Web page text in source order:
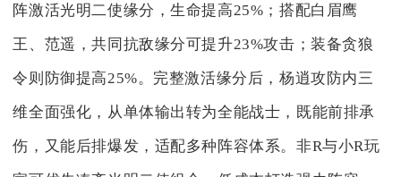
阵激活光明二使缘分，生命提高25%；搭配白眉鹰
王、范遥，共同抗敌缘分可提升23%攻击；装备贪狼
令则防御提高25%。完整激活缘分后，杨逍攻防内三
维全面强化，从单体输出转为全能战士，既能前排承
伤，又能后排爆发，适配多种阵容体系。非R与小R玩